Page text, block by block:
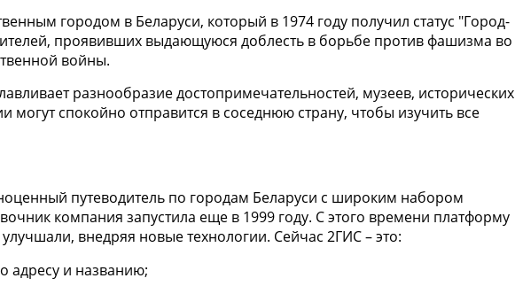
городом в Беларуси, который в 1974 году получил статус "Город-
проявивших выдающуюся доблесть в борьбе против фашизма во
войны.
разнообразие достопримечательностей, музеев, исторических
могут спокойно отправится в соседнюю страну, чтобы изучить все
путеводитель по городам Беларуси с широким набором
компания запустила еще в 1999 году. С этого времени платформу
внедряя новые технологии. Сейчас 2ГИС – это:
адресу и названию;